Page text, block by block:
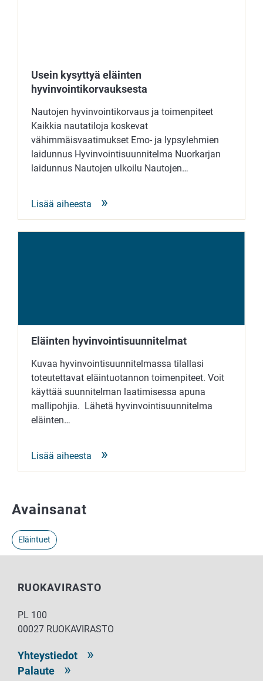
Avainsanat
Eläintuet
Usein kysyttyä eläinten
hyvinvointikorvauksesta
Nautojen hyvinvointikorvaus ja toimenpiteet
Kaikkia nautatiloja koskevat
vähimmäisvaatimukset Emo- ja lypsylehmien
laidunnus Hyvinvointisuunnitelma Nuorkarjan
laidunnus Nautojen ulkoilu Nautojen…
Lisää aiheesta
Eläinten hyvinvointisuunnitelmat
Kuvaa hyvinvointisuunnitelmassa tilallasi
toteutettavat eläintuotannon toimenpiteet. Voit
käyttää suunnitelman laatimisessa apuna
mallipohjia. Lähetä hyvinvointisuunnitelma
eläinten…
Lisää aiheesta
RUOKAVIRASTO
PL 100
00027 RUOKAVIRASTO
Yhteystiedot
Palaute